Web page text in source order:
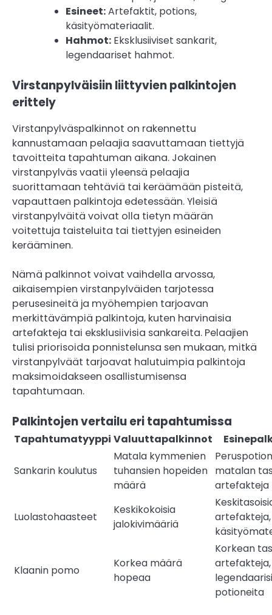
Esineet:Artefaktit, potions,
käsityömateriaalit.
Hahmot: Eksklusiiviset sankarit,
legendaariset hahmot.
Virstanpylväisiin liittyvien palkintojen
erittely
Virstanpylväspalkinnot on rakennettu
kannustamaan pelaajia saavuttamaan tiettyjä
tavoitteita tapahtuman aikana. Jokainen
virstanpylväs vaatii yleensä pelaajia
suorittamaan tehtäviä tai keräämään pisteitä,
vapauttaen palkintoja edetessään. Yleisiä
virstanpylväitä voivat olla tietyn määrän
voitettuja taisteluita tai tiettyjen esineiden
kerääminen.
Nämä palkinnot voivat vaihdella arvossa,
aikaisempien virstanpylväiden tarjotessa
perusesineitä ja myöhempien tarjoavan
merkittävämpiä palkintoja, kuten harvinaisia
artefakteja tai eksklusiivisia sankareita. Pelaajien
tulisi priorisoida ponnistelunsa sen mukaan, mitkä
virstanpylväät tarjoavat halutuimpia palkintoja
maksimoidakseen osallistumisensa
tapahtumaan.
Palkintojen vertailu eri tapahtumissa
Tapahtumatyyppi Valuuttapalkinnot
Sankarin koulutus
Matala kymmenien
tuhansien hopeiden
määrä
matalan
artefakteja
Luolastohaasteet
Keskikokoisia
jalokivimääriä
artefakteja,
Klaanin pomo
Korkea määrä
hopeaa
Korkean
artefakteja,
potioneita